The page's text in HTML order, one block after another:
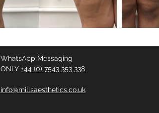
WhatsApp Messaging
ONLY +44 (0) 7543 353 338
info@millsaesthetics.co.uk